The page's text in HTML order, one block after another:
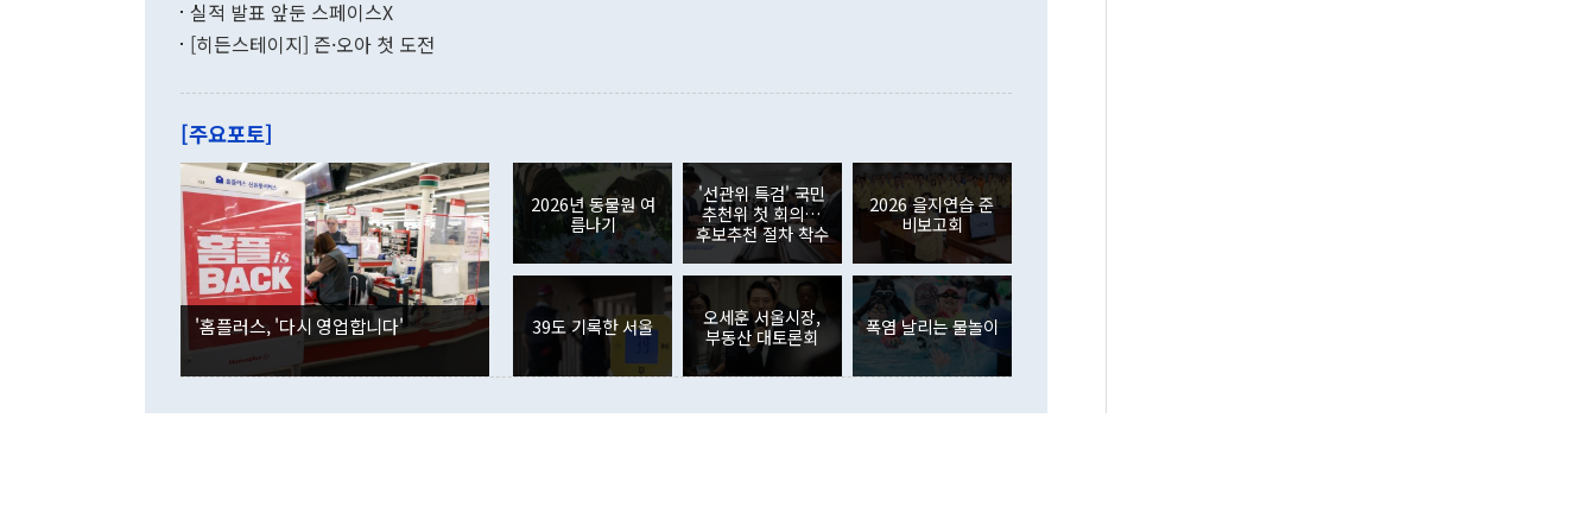
"우리의 선의대로 하는 게 과연 한반도의 평화와 안정에 플러스냐, 결론적
관은 업무보고 사후 브리핑에서 정 장관이 언급한 '4자 회담'에 대해 "이상
이 9월 러시아 블라디보스토크에서 열리는 '동방경제포럼(EEF)'을 언급하
며 "정부 차원에서 (참석을) 검토하고 있다"고 발언한 데 대해서도 조 장관
은 "그것은 외교부의 몫"이라며 "아직 거기까지 진도가 나가지 않았다"고
잘랐다. 정 장관이 이날 소개한 대북 구상과 설명은 정부 내 조율을 거치지
않았다는 점에서 문제가 있다. 특히 주적 표현 대체와 국호 사용, 9·19 군
사합의 복원, 4자회담 추진 등은 통일부 장관이 결정할 사안이 아니어서 월
권이라는 지적이 나오고 있다. 이 대통령은 정 장관의 업무보고를 듣고 난
뒤 "여기 업무보고에 발표했다고 승인난 건 아니다"라고 재차 확인했다. 정
부의 한 소식통은 "정 장관의 발언 내용은 대부분 국가안전보장회의(NSC)
를 거쳐 결정된 사안이 아닌 정 장관의 개인적 생각에 가깝다"며 "안보 관
련 부처 장관이 정부의 공식 정책이 아닌 사안을 추진하겠다고 업무보고를
하고 대통령의 면전에서 '국군통수권자가 나서야 한다'고 주장한 것은 심각
기록했지만 지식재산권사용료수지는 전월 흑자에서 4억4000만달러 적자
로 전환됐다. 본원소득수지는 배당소득을 중심으로 32억7000만달러 흑자
는 배당수입이 늘어난 데다 전월 분기배당에 따른 기저효과로 배당지급이
였던 올해 3월(369억9000만달러)을 넘어선 것이다. 직접투자에서는 내국
인의 해외투자가 80억1000만달러, 외국인의 국내투자가 46억3000만달러
각각 증가했다. 증권투자에서는 외국인의 국내 주식 매도세가 이어졌다. 외
국인의 국내 주식 투자는 차익실현 매도 등의 영향으로 316억1000만달러
감소하며 전월(-310억5000만달러)에 이어 역대 최대 순매도 기록을 다시
경신했다. 외국인의 국내 채권투자는 세계국채지수(WGBI) 자금 유입에도
분기 말 만기도래 영향으로 증가 폭이 줄어든 52억9000만달러를 기록했
다. 내국인의 해외 증권투자는 주식을 중심으로 35억6000만달러 증가했
다. eoyn2@newspim.com
실적 발표 앞둔 스페이스X
[히든스테이지] 즌·오아 첫 도전
[주요포토]
'홈플러스, '다시 영업합니다'
2026년 동물원 여
름나기
'선관위 특검' 국민
추천위 첫 회의…
후보추천 절차 착수
2026 을지연습 준
비보고회
39도 기록한 서울
오세훈 서울시장,
부동산 대토론회
폭염 날리는 물놀이